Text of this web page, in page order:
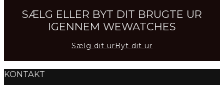
SÆLG ELLER BYT DIT BRUGTE UR
IGENNEM WEWATCHES
Sælg dit urByt dit ur
KONTAKT